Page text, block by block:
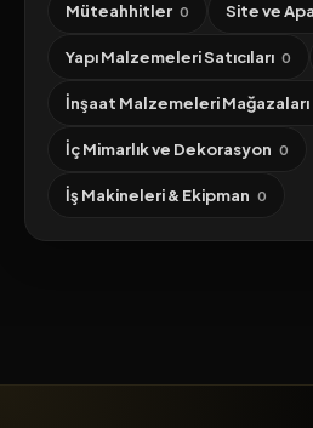
Müteahhitler 0 Site ve
Yapı Malzemeleri Satıcıları 0
İnşaat Malzemeleri Mağazaları
İç Mimarlık ve Dekorasyon 0
İş Makineleri & Ekipman 0